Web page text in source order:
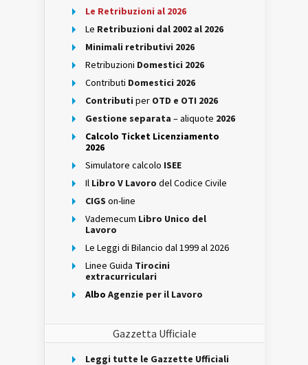
Le Retribuzioni al 2026
Le Retribuzioni dal 2002 al 2026
Minimali retributivi 2026
Retribuzioni Domestici 2026
Contributi Domestici 2026
Contributi per OTD e OTI 2026
Gestione separata – aliquote 2026
Calcolo Ticket Licenziamento
2026
Simulatore calcolo ISEE
Il Libro V Lavoro del Codice Civile
CIGS on-line
Vademecum Libro Unico del
Lavoro
Le Leggi di Bilancio dal 1999 al 2026
Linee Guida Tirocini
extracurriculari
Albo Agenzie per il Lavoro
Gazzetta Ufficiale
Leggi tutte le Gazzette Ufficiali